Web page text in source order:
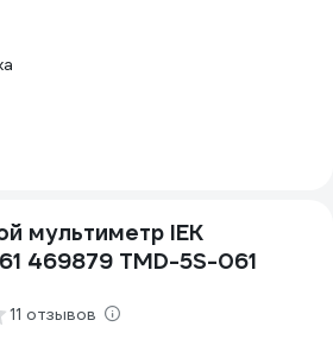
мультиметр IEK
469879 TMD-5S-061
11 отзывов